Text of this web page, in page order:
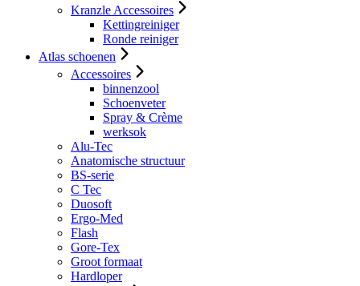
Kranzle Accessoires
Kettingreiniger
Ronde reiniger
Atlas schoenen
Accessoires
binnenzool
Schoenveter
Spray & Crème
werksok
Alu-Tec
Anatomische structuur
BS-serie
C Tec
Duosoft
Ergo-Med
Flash
Gore-Tex
Groot formaat
Hardloper